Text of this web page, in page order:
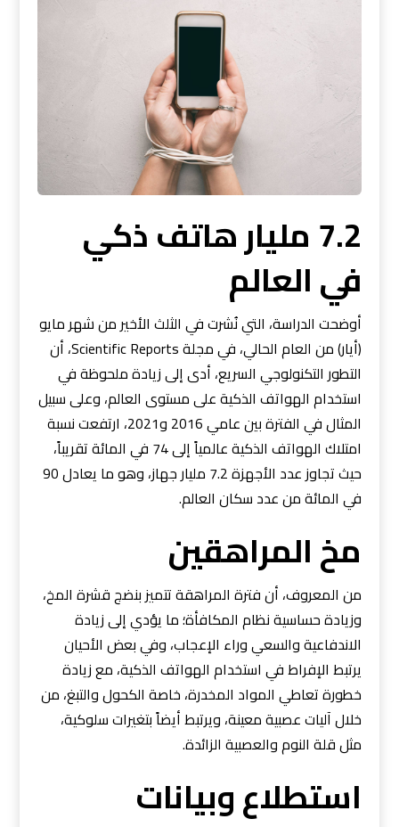
7.2 مليار هاتف ذكي
في العالم
أوضحت الدراسة، التي نُشرت في الثلث الأخير من شهر مايو
(أيار) من العام الحالي، في مجلة Scientific Reports، أن
التطور التكنولوجي السريع، أدى إلى زيادة ملحوظة في
استخدام الهواتف الذكية على مستوى العالم، وعلى سبيل
المثال في الفترة بين عامي 2016 و2021، ارتفعت نسبة
امتلاك الهواتف الذكية عالمياً إلى 74 في المائة تقريباً،
حيث تجاوز عدد الأجهزة 7.2 مليار جهاز، وهو ما يعادل 90
في المائة من عدد سكان العالم.
مخ المراهقين
من المعروف، أن فترة المراهقة تتميز بنضج قشرة المخ،
وزيادة حساسية نظام المكافأة؛ ما يؤدي إلى زيادة
الاندفاعية والسعي وراء الإعجاب، وفي بعض الأحيان
يرتبط الإفراط في استخدام الهواتف الذكية، مع زيادة
خطورة تعاطي المواد المخدرة، خاصة الكحول والتبغ، من
خلال آليات عصبية معينة، ويرتبط أيضاً بتغيرات سلوكية،
مثل قلة النوم والعصبية الزائدة.
استطلاع وبيانات